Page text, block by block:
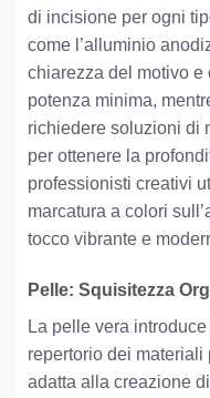
di incisione per ogni
come l’alluminio
chiarezza del motivo e
potenza minima,
richiedere soluzioni di
per ottenere la
professionisti creativi
marcatura a colori
tocco vibrante e
Pelle: Squisitezza
La pelle vera
repertorio dei materiali
adatta alla creazione